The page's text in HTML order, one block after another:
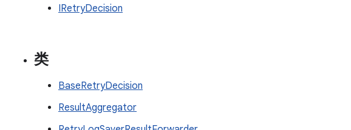
IRetryDecision
类
BaseRetryDecision
ResultAggregator